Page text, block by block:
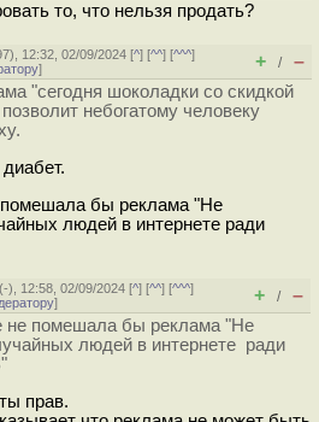
то, что нельзя продать?
), 12:32, 02/09/2024 [^] [^^] [^^^]
] + / –
"сегодня шоколадки со скидкой
небогатому человеку
помешала бы реклама "Не
людей в интернете ради
(-), 12:58, 02/09/2024 [^] [^^] [^^^]
] + / –
не помешала бы реклама "Не
людей в интернете ради
прав.